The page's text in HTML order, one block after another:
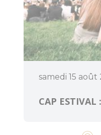
samedi 15 août
CAP ESTIVAL